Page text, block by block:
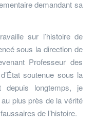
demandant sa
sur l’histoire de
sous la direction de
Professeur des
soutenue sous la
depuis longtemps, je
plus près de la vérité
de l’histoire.